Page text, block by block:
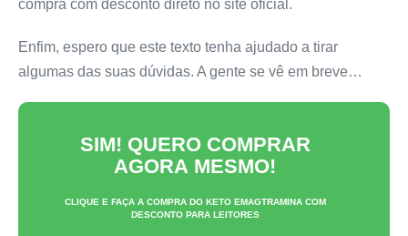
compra com desconto direto no site oficial.
Enfim, espero que este texto tenha ajudado a tirar
algumas das suas dúvidas. A gente se vê em breve…
SIM! QUERO COMPRAR
AGORA MESMO!
CLIQUE E FAÇA A COMPRA DO KETO EMAGTRAMINACOM
DESCONTO PARA LEITORES